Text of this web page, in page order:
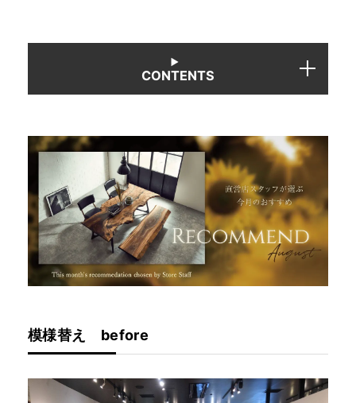
MOKUBA CHANNEL
よくあるご質問
お問い合わせ
CONTENTS
模様替え before